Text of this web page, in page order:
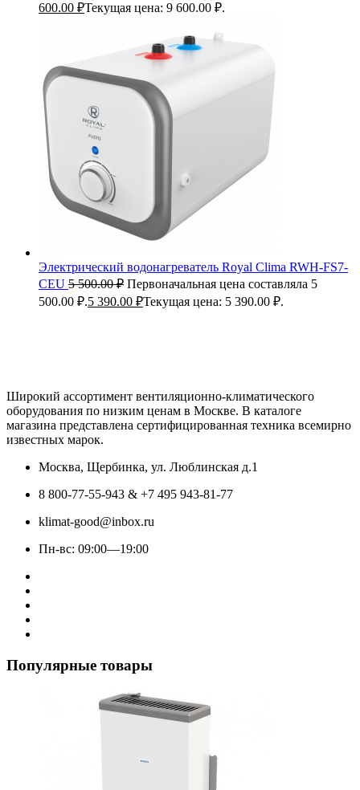
600.00 ₽Текущая цена: 9 600.00 ₽.
Электрический водонагреватель Royal Clima RWH-FS7-
CEU 5 500.00₽ Первоначальная цена составляла 5
500.00 ₽.5 390.00 ₽Текущая цена: 5 390.00 ₽.
Широкий ассортимент вентиляционно-климатического
оборудования по низким ценам в Москве. В каталоге
магазина представлена сертифицированная техника всемирно
известных марок.
Москва, Щербинка, ул. Люблинская д.1
8 800-77-55-943 & +7 495 943-81-77
klimat-good@inbox.ru
Пн-вс: 09:00—19:00
Популярные товары